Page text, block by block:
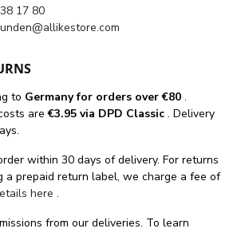
17 80
to Germany for orders over €80 .
are€3.95 via DPD Classic . Delivery
within 30 days of delivery. For returns
a prepaid return label, we charge a fee of
here .
from our deliveries. To learn